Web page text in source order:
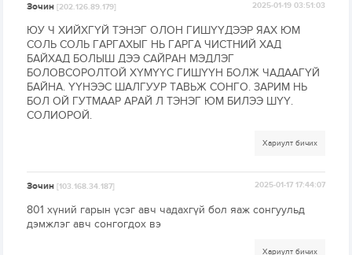
Зочин[202.126.89.179] 2025-01-19 03:51:03
ЮУ Ч ХИЙХГҮЙ ТЭНЭГ ОЛОН ГИШҮҮДЭЭР ЯАХ ЮМ
СОЛЬ СОЛЬ ГАРГАХЫГ НЬ ГАРГА ЧИСТНИЙ ХАД
БАЙХАД БОЛЫШ ДЭЭ САЙРАН МЭДЛЭГ
БОЛОВСОРОЛТОЙ ХҮМҮҮС ГИШҮҮН БОЛЖ ЧАДААГҮЙ
БАЙНА. ҮҮНЭЭС ШАЛГУУР ТАВЬЖ СОНГО. ЗАРИМ НЬ
БОЛ ОЙ ГУТМААР АРАЙ Л ТЭНЭГ ЮМ БИЛЭЭ ШҮҮ.
СОЛИОРОЙ.
Хариулт бичих
Зочин[103.168.34.187] 2025-01-17 17:44:07
801 хүний гарын үсэг авч чадахгүй бол яаж сонгуульд
дэмжлэг авч сонгогдох вэ
Хариулт бичих